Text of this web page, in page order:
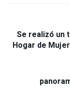
Se realizó un